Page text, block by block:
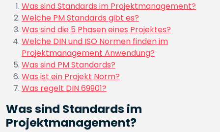
Was sind Standards im Projektmanagement?
Welche PM Standards gibt es?
Was sind die 5 Phasen eines Projektes?
Welche DIN und ISO Normen finden im
Projektmanagement Anwendung?
Was sind PM Standards?
Was ist ein Projekt Norm?
Was regelt DIN 69901?
Was sind Standards im
Projektmanagement?